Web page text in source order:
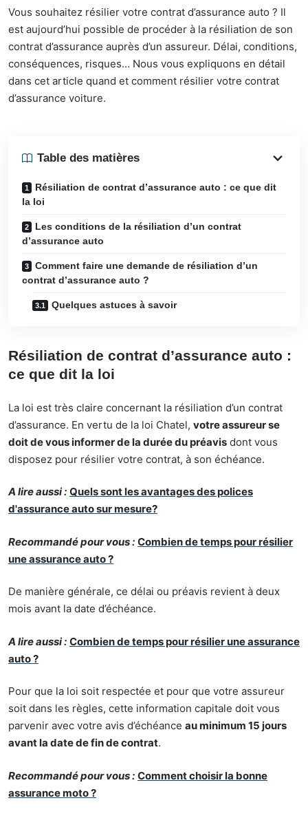
Vous souhaitez résilier votre contrat d’assurance auto ? Il
est aujourd’hui possible de procéder à la résiliation de son
contrat d’assurance auprès d’un assureur. Délai, conditions,
conséquences, risques… Nous vous expliquons en détail
dans cet article quand et comment résilier votre contrat
d’assurance voiture.
Table des matières
Résiliation de contrat d’assurance auto : ce que dit
la loi
Les conditions de la résiliation d’un contrat
d’assurance auto
Comment faire une demande de résiliation d’un
contrat d’assurance auto ?
Quelques astuces à savoir
Résiliation de contrat d’assurance auto :
ce que dit la loi
La loi est très claire concernant la résiliation d’un contrat
d’assurance. En vertu de la loi Chatel, votre assureur se
doit de vous informer de la durée du préavis dont vous
disposez pour résilier votre contrat, à son échéance.
A lire aussi : Quels sont les avantages des polices
d'assurance auto sur mesure?
Recommandé pour vous : Combien de temps pour résilier
une assurance auto ?
De manière générale, ce délai ou préavis revient à deux
mois avant la date d’échéance.
A lire aussi : Combien de temps pour résilier une assurance
auto ?
Pour que la loi soit respectée et pour que votre assureur
soit dans les règles, cette information capitale doit vous
parvenir avec votre avis d’échéance au minimum 15 jours
avant la date de fin de contrat.
Recommandé pour vous : Comment choisir la bonne
assurance moto ?